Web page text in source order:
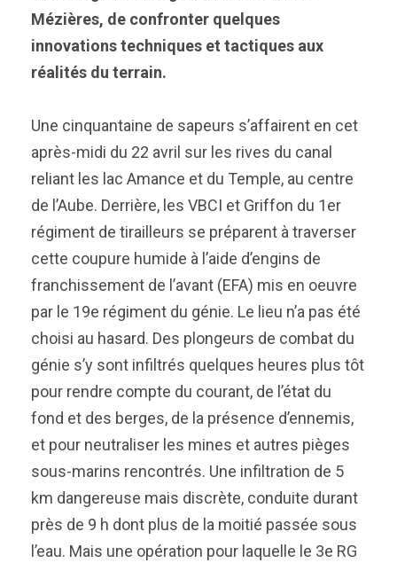
Mézières, de confronter quelques
innovations techniques et tactiques aux
réalités du terrain.
Une cinquantaine de sapeurs s’affairent en cet
après-midi du 22 avril sur les rives du canal
reliant les lac Amance et du Temple, au centre
de l’Aube. Derrière, les VBCI et Griffon du 1er
régiment de tirailleurs se préparent à traverser
cette coupure humide à l’aide d’engins de
franchissement de l’avant (EFA) mis en oeuvre
par le 19e régiment du génie. Le lieu n’a pas été
choisi au hasard. Des plongeurs de combat du
génie s’y sont infiltrés quelques heures plus tôt
pour rendre compte du courant, de l’état du
fond et des berges, de la présence d’ennemis,
et pour neutraliser les mines et autres pièges
sous-marins rencontrés. Une infiltration de 5
km dangereuse mais discrète, conduite durant
près de 9 h dont plus de la moitié passée sous
l’eau. Mais une opération pour laquelle le 3e RG